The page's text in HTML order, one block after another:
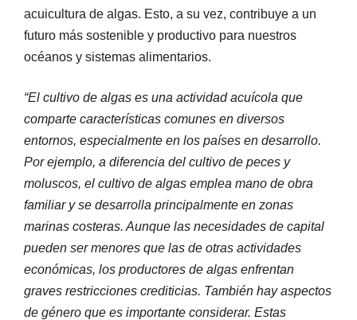
acuicultura de algas. Esto, a su vez, contribuye a un
futuro más sostenible y productivo para nuestros
océanos y sistemas alimentarios.
“El cultivo de algas es una actividad acuícola que
comparte características comunes en diversos
entornos, especialmente en los países en desarrollo.
Por ejemplo, a diferencia del cultivo de peces y
moluscos, el cultivo de algas emplea mano de obra
familiar y se desarrolla principalmente en zonas
marinas costeras. Aunque las necesidades de capital
pueden ser menores que las de otras actividades
económicas, los productores de algas enfrentan
graves restricciones crediticias. También hay aspectos
de género que es importante considerar. Estas